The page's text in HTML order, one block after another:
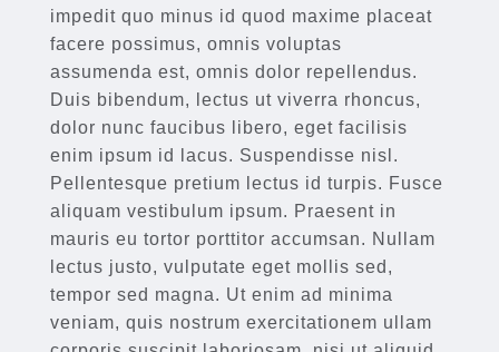
impedit quo minus id quod maxime placeat
facere possimus, omnis voluptas
assumenda est, omnis dolor repellendus.
Duis bibendum, lectus ut viverra rhoncus,
dolor nunc faucibus libero, eget facilisis
enim ipsum id lacus. Suspendisse nisl.
Pellentesque pretium lectus id turpis. Fusce
aliquam vestibulum ipsum. Praesent in
mauris eu tortor porttitor accumsan. Nullam
lectus justo, vulputate eget mollis sed,
tempor sed magna. Ut enim ad minima
veniam, quis nostrum exercitationem ullam